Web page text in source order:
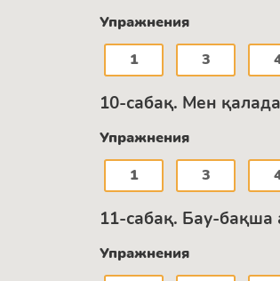
Упражнения
1
3
10-сабақ. Мен
Упражнения
1
3
11-сабақ. Бау-бақша
Упражнения